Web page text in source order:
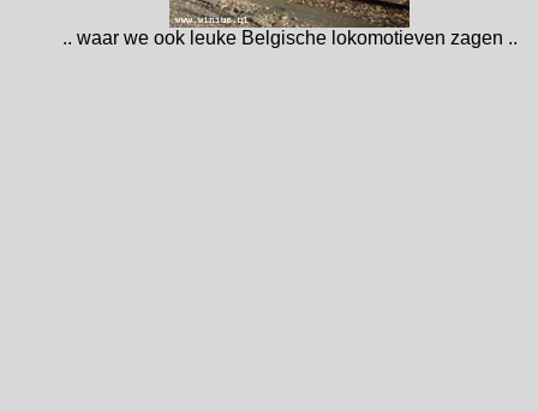
.. waar we ook leuke Belgische lokomotieven zagen ..